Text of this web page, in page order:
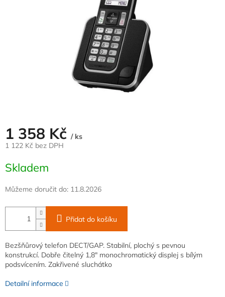
1 358 Kč / ks
1 122 Kč bez DPH
cena:
Skladem
Můžeme doručit do: 11.8.2026
Přidat do košíku
Bezšňůrový telefon DECT/GAP. Stabilní, plochý s pevnou
konstrukcí. Dobře čitelný 1,8" monochromatický displej s bílým
podsvícením. Zakřivené sluchátko
Detailní informace